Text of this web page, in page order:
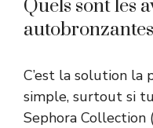
Quels sont les
C’est la solution
simple, surtout si
Sephora Collection